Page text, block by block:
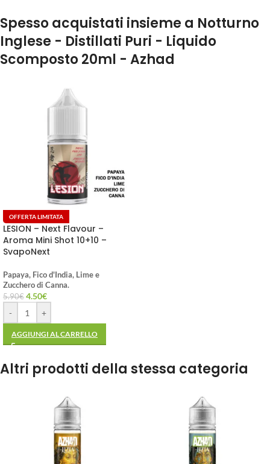
Spesso acquistati insieme a Notturno
Inglese - Distillati Puri - Liquido
Scomposto 20ml - Azhad
OFFERTA LIMITATA
LESION – Next Flavour –
Aroma Mini Shot 10+10 –
SvapoNext
Papaya, Fico d'India, Lime e
Zucchero di Canna.
5.90€ 4.50€
- +
AGGIUNGI AL CARRELLO
Altri prodotti della stessa categoria